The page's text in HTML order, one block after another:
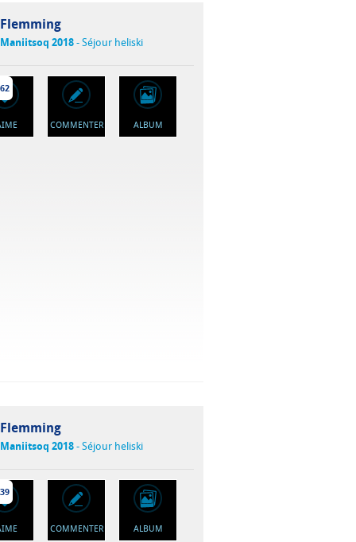
Flemming
Maniitsoq 2018- Séjour heliski
COMMENTER ALBUM
Flemming
Maniitsoq 2018- Séjour heliski
COMMENTER ALBUM